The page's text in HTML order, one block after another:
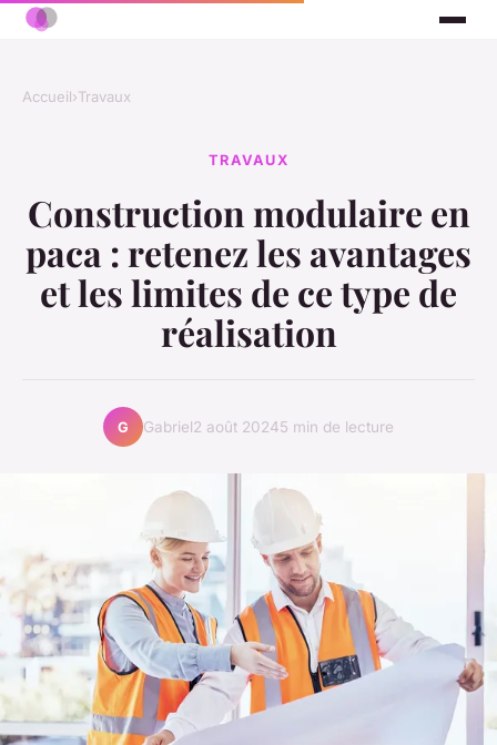
Accueil›Travaux
TRAVAUX
Construction modulaire en
paca : retenez les avantages
et les limites de ce type de
réalisation
G Gabriel2 août 20245 min de lecture